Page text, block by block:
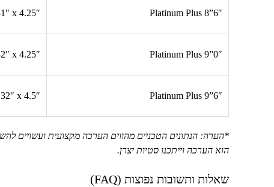
Platinum Plus 8”6″
x 4.25″
Platinum Plus 9”0″
x 4.25″
Platinum Plus 9”6″
x 4.5″
*הערה: הנתונים הטכניים מהווים הערכה מקצועית ועשויים
הוא הערכה וייתכנו סטיות יצרן.
שאלות ותשובות נפוצות (FAQ
)